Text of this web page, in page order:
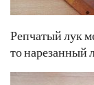
Репчатый лук
то нарезанный